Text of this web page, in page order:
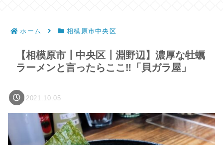
ホーム 相模原市中央区
【相模原市┃中央区┃淵野辺】濃厚な牡蠣
ラーメンと言ったらここ‼「貝ガラ屋」
2021.10.05